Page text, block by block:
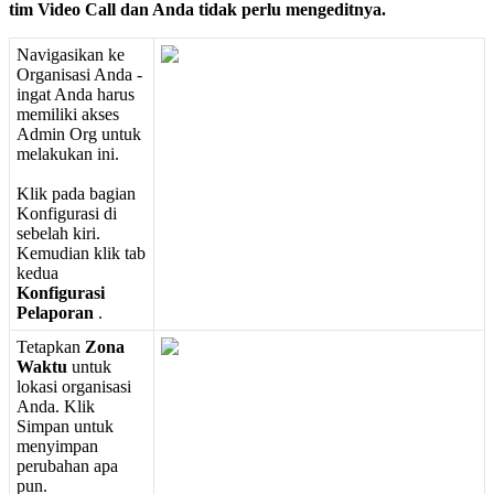
tim Video Call dan Anda tidak perlu mengeditnya.
Navigasikan ke
Organisasi Anda -
ingat Anda harus
memiliki akses
Admin Org untuk
melakukan ini.
Klik pada bagian
Konfigurasi di
sebelah kiri.
Kemudian klik tab
kedua
Konfigurasi
Pelaporan .
Tetapkan Zona
Waktu untuk
lokasi organisasi
Anda. Klik
Simpan untuk
menyimpan
perubahan apa
pun.